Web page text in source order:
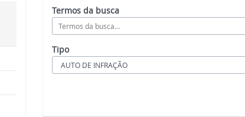
Termos da busca
Tipo